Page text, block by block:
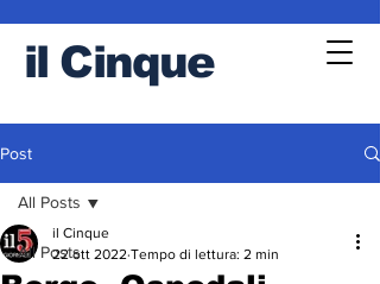
il Cinque
Post
All Posts
All Posts
il Cinque
22 ott 2022 Tempo di lettura: 2 min